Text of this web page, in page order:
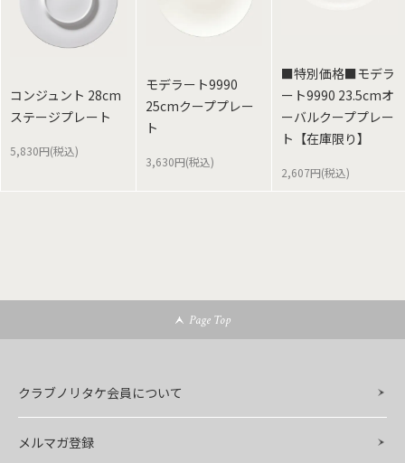
コンジュント 28cm
ステージプレート
5,830円(税込)
モデラート9990
25cmクーププレー
ト
3,630円(税込)
■特別価格■モデラ
ート9990 23.5cmオ
ーバルクーププレー
ト【在庫限り】
2,607円(税込)
Page Top
クラブノリタケ会員について
メルマガ登録